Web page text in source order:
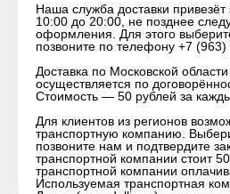
Наша служба доставки привезёт
10:00 до 20:00, не позднее
оформления. Для этого
позвоните по телефону +7 (963)
Доставка по Московской
осуществляется по
Стоимость — 50 рублей за
Для клиентов из регионов
транспортную компанию.
позвоните нам и подтвердите
транспортной компании стоит
транспортной компании
Используемая транспортная
Работаем без
— оригинальные диски,
шины и комплектующие
честным ценам. Вы
получаете проверенное
качество напрямую от
завода.
Благодаря прямым
поставкам мы
поддерживаем